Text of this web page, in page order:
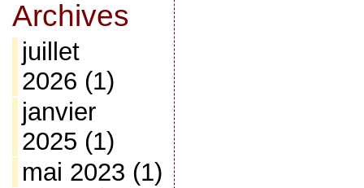
Archives
juillet
2026 (1)
janvier
2025 (1)
mai 2023 (1)